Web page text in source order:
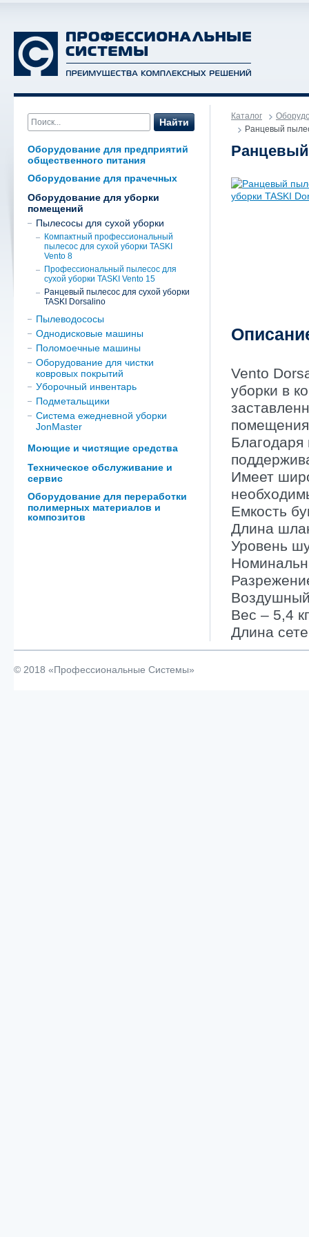
Найти
Оборудование для предприятий
общественного питания
Оборудование для прачечных
Оборудование для уборки
помещений
Пылесосы для сухой уборки
Компактный профессиональный
пылесос для сухой уборки TASKI
Vento 8
Профессиональный пылесос для
сухой уборки TASKI Vento 15
Ранцевый пылесос для сухой уборки
TASKI Dorsalino
Пылеводососы
Однодисковые машины
Поломоечные машины
Оборудование для чистки
ковровых покрытий
Уборочный инвентарь
Подметальщики
Система ежедневной уборки
JonMaster
Моющие и чистящие средства
Техническое обслуживание и
сервис
Оборудование для переработки
полимерных материалов и
композитов
Каталог
Ранцевый
Ранцевый
Vento
уборки в
Имеет
Емкость
Длина
Уровень
Вес – 5,4
Длина
© 2018 «Профессиональные Системы»